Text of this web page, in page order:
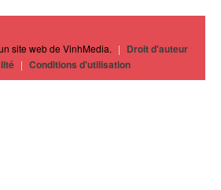
site web de VinhMedia. | Droit d'auteur
| Conditions d'utilisation